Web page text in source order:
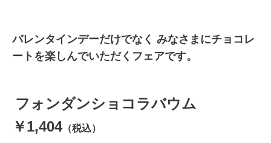
バレンタインデーだけでなく みなさまにチョコレ
ートを楽しんでいただくフェアです。
フォンダンショコラバウム
￥1,404（税込）